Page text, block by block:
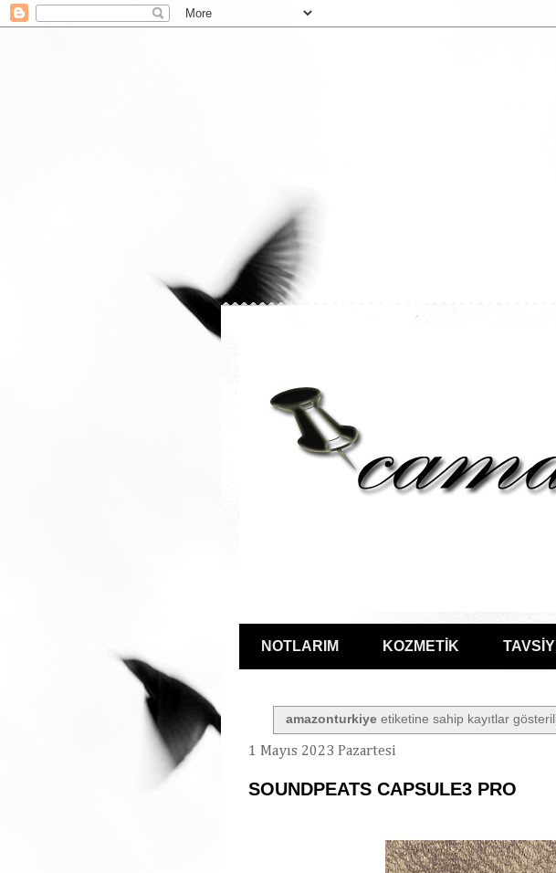
NOTLARIM KOZMETİK
amazonturkiye etiketine sahip kayıtlar
1 Mayıs 2023 Pazartesi
SOUNDPEATS CAPSULE3 PRO